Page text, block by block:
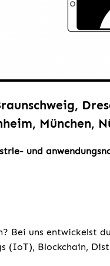
München,
und
Bei uns entwickelst
(IoT), Blockchain,